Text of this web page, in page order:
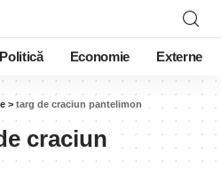
Politică Economie Externe
> targ de craciun pantelimon
craciun